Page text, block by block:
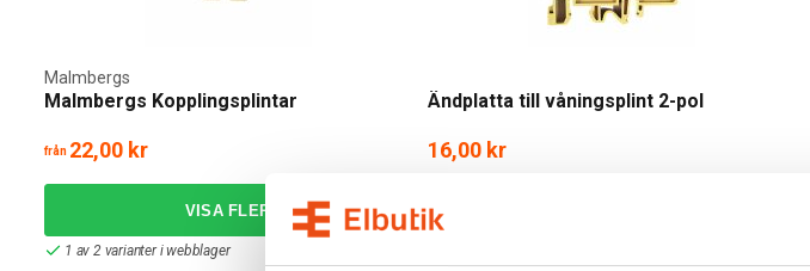
Malmbergs Kopplingsplintar
Malmbergs
från 22,00 kr
1 av 2 varianter i webblager
Ändplatta till våningsplint 2-pol
16,00 kr